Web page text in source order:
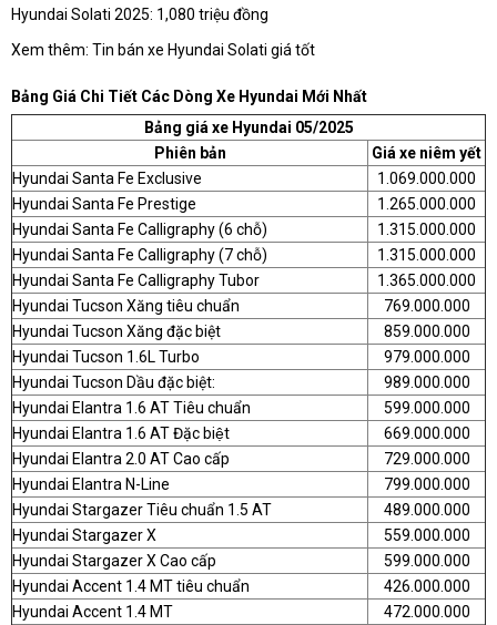
Hyundai Solati 2025: 1,080 triệu đồng
Xem thêm: Tin bán xe Hyundai Solati giá tốt
Bảng Giá Chi Tiết Các Dòng Xe Hyundai Mới Nhất
Bảng giá xe Hyundai 05/2025
Phiên bản
Giá xe niêm yết
Hyundai Santa Fe Exclusive
1.069.000.000
Hyundai Santa Fe Prestige
1.265.000.000
Hyundai Santa Fe Calligraphy (6 chỗ)
1.315.000.000
Hyundai Santa Fe Calligraphy (7 chỗ)
1.315.000.000
Hyundai Santa Fe Calligraphy Tubor
1.365.000.000
Hyundai Tucson Xăng tiêu chuẩn
769.000.000
Hyundai Tucson Xăng đặc biệt
859.000.000
Hyundai Tucson 1.6L Turbo
979.000.000
Hyundai Tucson Dầu đặc biệt:
989.000.000
Hyundai Elantra 1.6 AT Tiêu chuẩn
599.000.000
Hyundai Elantra 1.6 AT Đặc biệt
669.000.000
Hyundai Elantra 2.0 AT Cao cấp
729.000.000
Hyundai Elantra N-Line
799.000.000
Hyundai Stargazer Tiêu chuẩn 1.5 AT
489.000.000
Hyundai Stargazer X
559.000.000
Hyundai Stargazer X Cao cấp
599.000.000
Hyundai Accent 1.4 MT tiêu chuẩn
426.000.000
Hyundai Accent 1.4 MT
472.000.000